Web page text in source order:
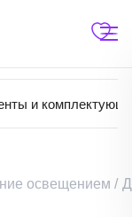
и
освещением /